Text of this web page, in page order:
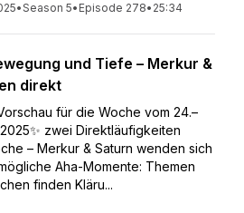
•Season 5• Episode 278• 25:34
und Tiefe – Merkur &
direkt
für die Woche vom 24.–
zwei Direktläufigkeiten
– Merkur & Saturn wenden sich
Aha-Momente: Themen
finden Kläru...